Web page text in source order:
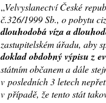
„Velvyslanectví České
č.326/1999 Sb., o pobytu
dlouhodobá víza a
zastupitelském úřadu, aby
doklad obdobný výpisu z
státním občanem a dále
v posledních 3 letech
v případě, že tento stát